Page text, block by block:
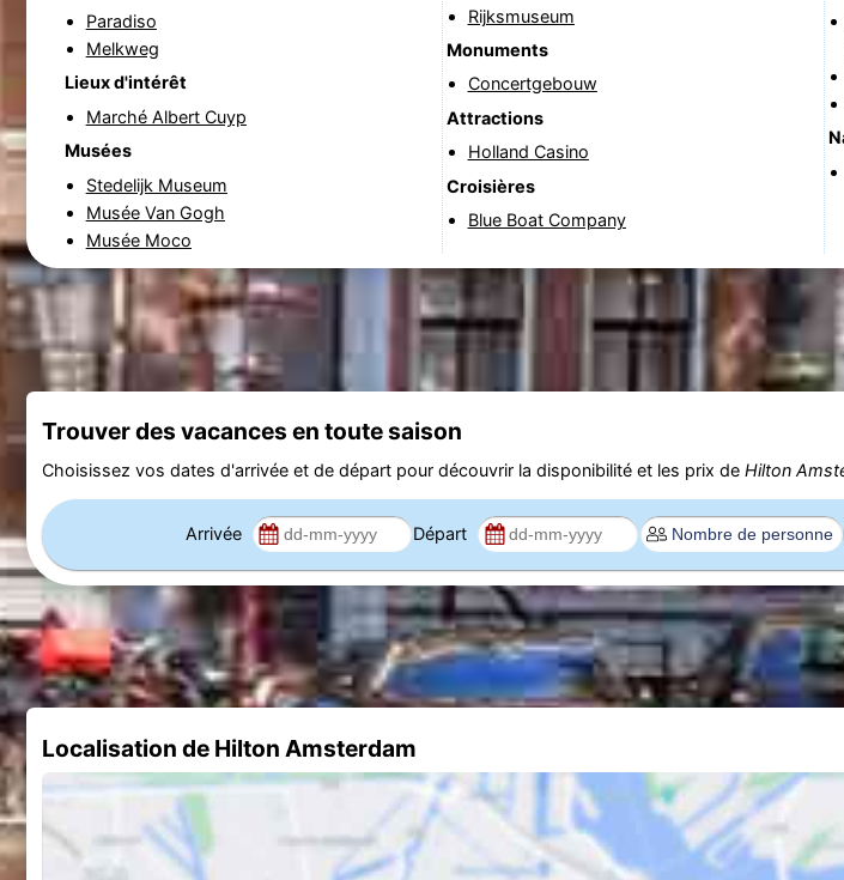
Paradiso
Melkweg
Lieux d'intérêt
Marché Albert Cuyp
Musées
Stedelijk Museum
Musée Van Gogh
Musée Moco
Rijksmuseum
Monuments
Concertgebouw
Attractions
Holland Casino
Croisières
Blue Boat Company
Trouver des vacances en toute saison
Choisissez vos dates d'arrivée et de départ pour découvrir la disponibilité et les prix de Hilton
Arrivée Départ
Localisation de Hilton Amsterdam